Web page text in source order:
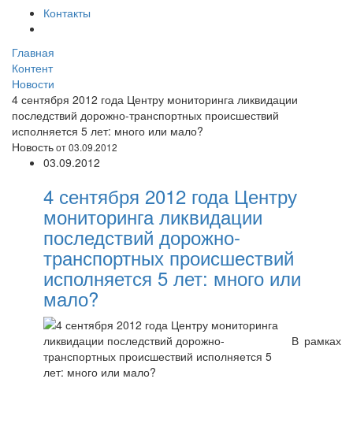
Контакты
Главная
Контент
Новости
4 сентября 2012 года Центру мониторинга ликвидации
последствий дорожно-транспортных происшествий
исполняется 5 лет: много или мало?
Новостьот 03.09.2012
03.09.2012
4 сентября 2012 года Центру
мониторинга ликвидации
последствий дорожно-
транспортных происшествий
исполняется 5 лет: много или
мало?
В рамках